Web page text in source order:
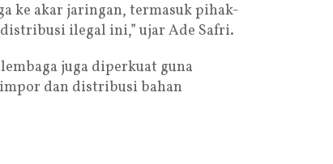
ke akar jaringan, termasuk pihak-
ilegal ini,” ujar Ade Safri.
juga diperkuat guna
dan distribusi bahan